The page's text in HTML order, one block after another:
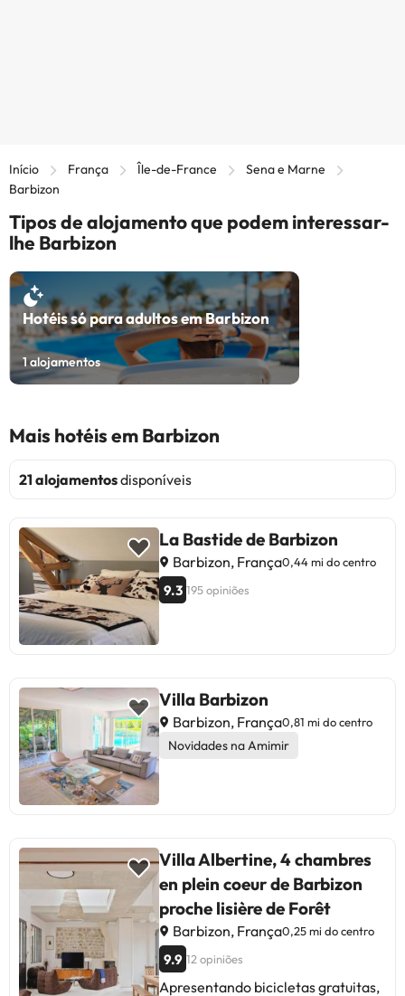
Início França Île-de-France
Sena e Marne
Barbizon
Tipos de alojamento que podem interessar-
lhe Barbizon
Hotéis só para adultos em Barbizon
1alojamentos
Mais hotéis em Barbizon
21 alojamentosdisponíveis
La Bastide de Barbizon
Barbizon, França0,44 mi do centro
9.3 195 opiniões
Villa Barbizon
Barbizon, França0,81 mi do centro
Novidades na Amimir
Villa Albertine, 4 chambres
en plein coeur de Barbizon
proche lisière de Forêt
Barbizon, França0,25 mi do centro
9.9 12 opiniões
Apresentando bicicletas gratuitas,